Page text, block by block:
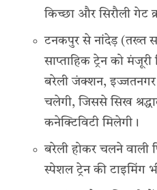
किच्छा और सिरौली गेट
टनकपुर से नांदेड़ (तख्त
साप्ताहिक ट्रेन को
बरेली जंक्शन,
चलेगी, जिससे सिख
कनेक्टिविटी मिलेगी।
बरेली होकर चलने वाली
स्पेशल ट्रेन की टाइमिंग